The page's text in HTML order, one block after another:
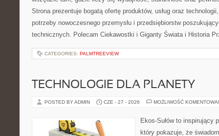
Strona prezentuje bogatą ofertę produktów, usług oraz
potrzeby nowoczesnego przemysłu i przedsiębiorstw
technicznych. Polecam Ciekawostki i Giganty Świata i Historia
CATEGORIES: PALMTREEVIEW
TECHNOLOGIE DLA PLANETY
POSTED BY ADMIN CZE - 27 - 2026 MOŻLIWOŚĆ
Ekos-Sułów to inspirujący
który pokazuje, że